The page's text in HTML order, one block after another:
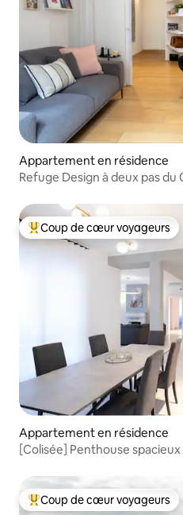
Appartement en résidence
Refuge Design à deux pas du
Coups de cœur voyageurs les
Coup de cœur voyageurs
Appartement en résidence
[Colisée] Penthouse
Coups de cœur voyageurs les
Coup de cœur voyageurs